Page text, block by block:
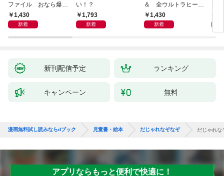
ファイル おなら爆
弾！ 危機イッパツ編
1,430
新着
い！？
1,793
新着
＆ 全ウルトラヒーロ
ー大集合 あそべるず
かん
1,430
新着
新刊配信予定 ランキング
キャンペーン 無料
漫画無料試し読みならdブック 児童書・絵本 だじゃれなぞなぞ だじゃれ
アプリならもっと便利で快適に！